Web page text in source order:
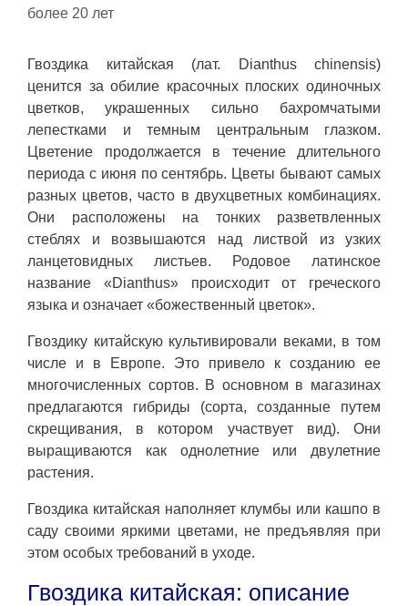
более 20 лет
Гвоздика китайская (лат. Dianthus chinensis)
ценится за обилие красочных плоских одиночных
цветков, украшенных сильно бахромчатыми
лепестками и темным центральным глазком.
Цветение продолжается в течение длительного
периода с июня по сентябрь. Цветы бывают самых
разных цветов, часто в двухцветных комбинациях.
Они расположены на тонких разветвленных
стеблях и возвышаются над листвой из узких
ланцетовидных листьев. Родовое латинское
название «Dianthus» происходит от греческого
языка и означает «божественный цветок».
Гвоздику китайскую культивировали веками, в том
числе и в Европе. Это привело к созданию ее
многочисленных сортов. В основном в магазинах
предлагаются гибриды (сорта, созданные путем
скрещивания, в котором участвует вид). Они
выращиваются как однолетние или двулетние
растения.
Гвоздика китайская наполняет клумбы или кашпо в
саду своими яркими цветами, не предъявляя при
этом особых требований в уходе.
Гвоздика китайская: описание